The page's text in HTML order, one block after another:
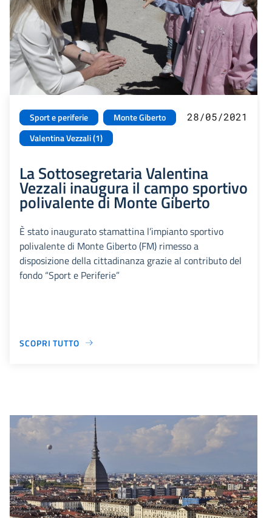
Sport e periferie
Monte Giberto
Valentina Vezzali (1)
28/05/2021
La Sottosegretaria Valentina
Vezzali inaugura il campo sportivo
polivalente di Monte Giberto
È stato inaugurato stamattina l’impianto sportivo
polivalente di Monte Giberto (FM) rimesso a
disposizione della cittadinanza grazie al contributo del
fondo “Sport e Periferie”
SCOPRI TUTTO